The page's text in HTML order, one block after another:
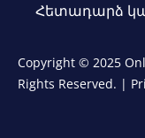
Հետադարձ
Copyright © 2025
Rights Reserved. |